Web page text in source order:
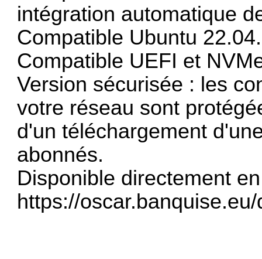
intégration automatique
Compatible Ubuntu 22.04.
Compatible UEFI et
Version sécurisée : les
votre réseau sont
d'un téléchargement
abonnés.
Disponible directement
https://